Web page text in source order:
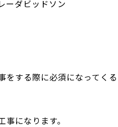
をする際に必須になってく
になります。